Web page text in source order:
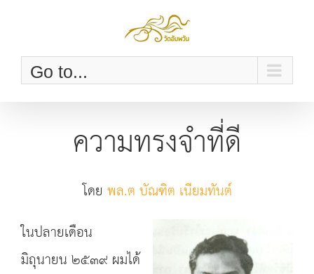
contentGo to...
ความทรงจำที่ดี
โดย พล.ต บัณฑิต เนียมทันต์
ในปลายเดือน
มิถุนายน ๒๕๓๙ ผมได้